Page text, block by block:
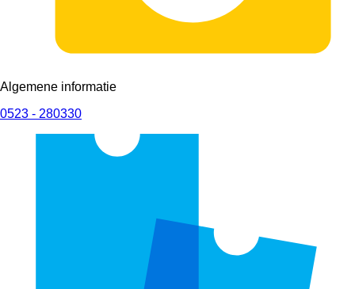
Algemene informatie
0523 - 280330